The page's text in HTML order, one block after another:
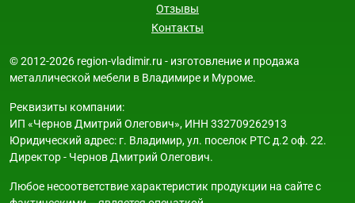
Отзывы
Контакты
© 2012-2026 region-vladimir.ru - изготовление и продажа
металлической мебели в Владимире и Муроме.
Реквизиты компании:
ИП «Чернов Дмитрий Олегович», ИНН 332709262913
Юридический адрес: г. Владимир, ул. поселок РТС д.2 оф. 22.
Директор - Чернов Дмитрий Олегович.
Любое несоответствие характеристик продукции на сайте с